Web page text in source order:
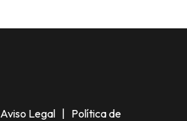
Aviso Legal | Política de